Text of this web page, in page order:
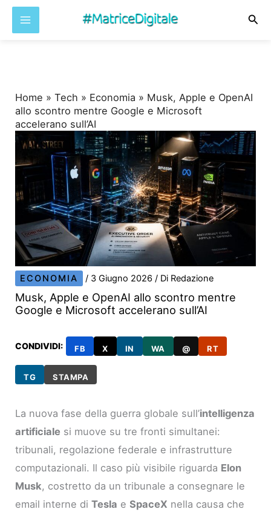
Home »Tech » Economia » Musk, Apple e OpenAI
allo scontro mentre Google e Microsoft
accelerano sull’AI
ECONOMIA / 3 Giugno 2026/ Di Redazione
Musk, Apple e OpenAI allo scontro mentre
Google e Microsoft accelerano sull’AI
CONDIVIDI: FB X IN WA @ RT
TG STAMPA
La nuova fase della guerra globale sull’intelligenza
artificiale si muove su tre fronti simultanei:
tribunali, regolazione federale e infrastrutture
computazionali. Il caso più visibile riguarda Elon
Musk, costretto da un tribunale a consegnare le
email interne diTesla eSpaceX nella causa che